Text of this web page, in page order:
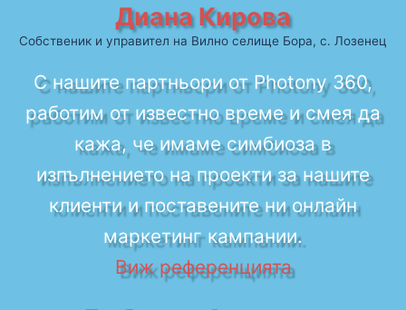
Диана Кирова
Собственик и управител на Вилно селище Бора, с. Лозенец
С нашите партньори от Photony 360,
работим от известно време и смея да
кажа, че имаме симбиоза в
изпълнението на проекти за нашите
клиенти и поставените ни онлайн
маркетинг кампании.
Виж референцията